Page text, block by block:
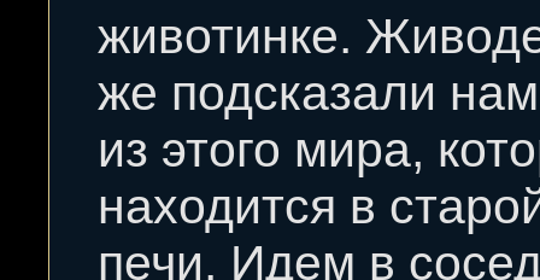
животинке.
же подсказали
из этого мира,
находится в
печи. Идем в